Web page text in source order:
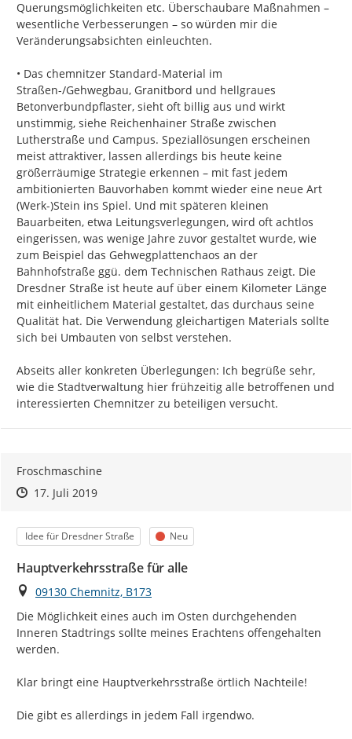
Querungsmöglichkeiten etc. Überschaubare Maßnahmen –
wesentliche Verbesserungen – so würden mir die
Veränderungsabsichten einleuchten.
• Das chemnitzer Standard-Material im
Straßen-/Gehwegbau, Granitbord und hellgraues
Betonverbundpflaster, sieht oft billig aus und wirkt
unstimmig, siehe Reichenhainer Straße zwischen
Lutherstraße und Campus. Speziallösungen erscheinen
meist attraktiver, lassen allerdings bis heute keine
größerräumige Strategie erkennen – mit fast jedem
ambitionierten Bauvorhaben kommt wieder eine neue Art
(Werk-)Stein ins Spiel. Und mit späteren kleinen
Bauarbeiten, etwa Leitungsverlegungen, wird oft achtlos
eingerissen, was wenige Jahre zuvor gestaltet wurde, wie
zum Beispiel das Gehwegplattenchaos an der
Bahnhofstraße ggü. dem Technischen Rathaus zeigt. Die
Dresdner Straße ist heute auf über einem Kilometer Länge
mit einheitlichem Material gestaltet, das durchaus seine
Qualität hat. Die Verwendung gleichartigen Materials sollte
sich bei Umbauten von selbst verstehen.
Abseits aller konkreten Überlegungen: Ich begrüße sehr,
wie die Stadtverwaltung hier frühzeitig alle betroffenen und
Froschmaschine
Zeitpunkt des Erstellens
Zeitpunkt des Erstellens
17. Juli 2019Zur Äußerung
Kategorie
Idee für Dresdner Straße Status
Neu
Hauptverkehrsstraße für alle
Ort
09130 Chemnitz, B173
Die Möglichkeit eines auch im Osten durchgehenden
Inneren Stadtrings sollte meines Erachtens offengehalten
werden.
Klar bringt eine Hauptverkehrsstraße örtlich Nachteile!
Die gibt es allerdings in jedem Fall irgendwo.